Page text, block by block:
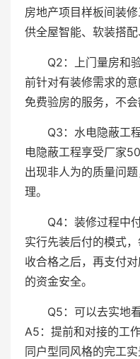
房地产项目样板间装
供全屋智能、软装搭配
Q2：上门量房和
前针对有装修需求的
免费验房的服务，不会
Q3：水电隐蔽工
电隐蔽工程享受厂家
出现非人为的质量问
理。
Q4：装修过程中
实行先装后付的模式
收合格之后，再支付
的资金安全。
Q5：可以去实地
A5：提前和对接的工
同户型同风格的完工